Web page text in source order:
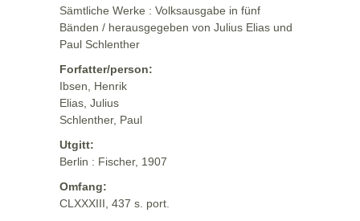
Sämtliche Werke : Volksausgabe in fünf
Bänden / herausgegeben von Julius Elias und
Paul Schlenther
Forfatter/person:
Ibsen, Henrik
Elias, Julius
Schlenther, Paul
Utgitt:
Berlin : Fischer, 1907
Omfang:
CLXXXIII, 437 s. port.